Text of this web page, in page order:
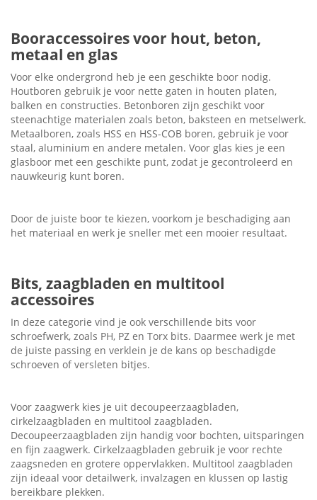
Booraccessoires voor hout, beton,
metaal en glas
Voor elke ondergrond heb je een geschikte boor nodig.
Houtboren gebruik je voor nette gaten in houten platen,
balken en constructies. Betonboren zijn geschikt voor
steenachtige materialen zoals beton, baksteen en metselwerk.
Metaalboren, zoals HSS en HSS-COB boren, gebruik je voor
staal, aluminium en andere metalen. Voor glas kies je een
glasboor met een geschikte punt, zodat je gecontroleerd en
nauwkeurig kunt boren.
Door de juiste boor te kiezen, voorkom je beschadiging aan
het materiaal en werk je sneller met een mooier resultaat.
Bits, zaagbladen en multitool
accessoires
In deze categorie vind je ook verschillende bits voor
schroefwerk, zoals PH, PZ en Torx bits. Daarmee werk je met
de juiste passing en verklein je de kans op beschadigde
schroeven of versleten bitjes.
Voor zaagwerk kies je uit decoupeerzaagbladen,
cirkelzaagbladen en multitool zaagbladen.
Decoupeerzaagbladen zijn handig voor bochten, uitsparingen
en fijn zaagwerk. Cirkelzaagbladen gebruik je voor rechte
zaagsneden en grotere oppervlakken. Multitool zaagbladen
zijn ideaal voor detailwerk, invalzagen en klussen op lastig
bereikbare plekken.